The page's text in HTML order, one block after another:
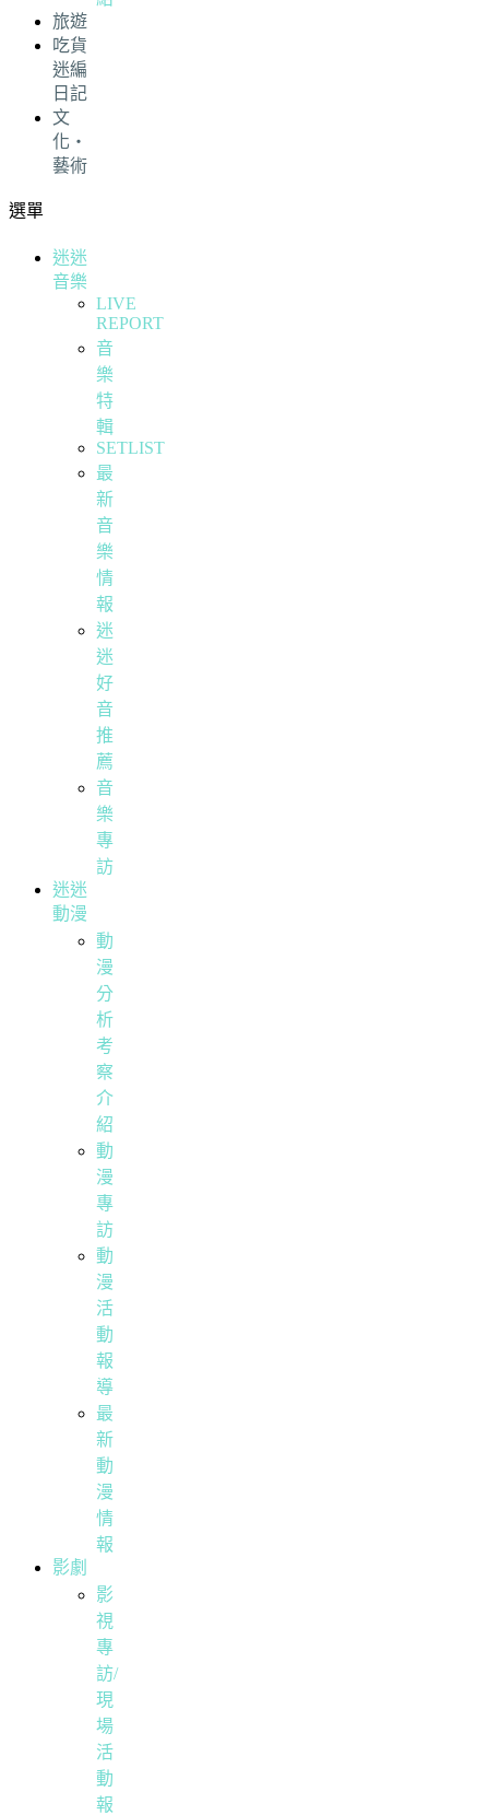
旅遊
吃貨
迷編
日記
文
化・
藝術
選單
迷迷
音樂
LIVE
REPORT
音
樂
特
輯
SETLIST
最
新
音
樂
情
報
迷
迷
好
音
推
薦
音
樂
專
訪
迷迷
動漫
動
漫
分
析
考
察
介
紹
動
漫
專
訪
動
漫
活
動
報
導
最
新
動
漫
情
報
影劇
影
視
專
訪/
現
場
活
動
報